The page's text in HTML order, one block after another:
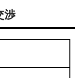
渉